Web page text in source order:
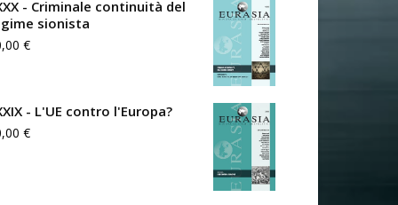
- Criminale continuità del
sionista
€
- L'UE contro l'Europa?
€